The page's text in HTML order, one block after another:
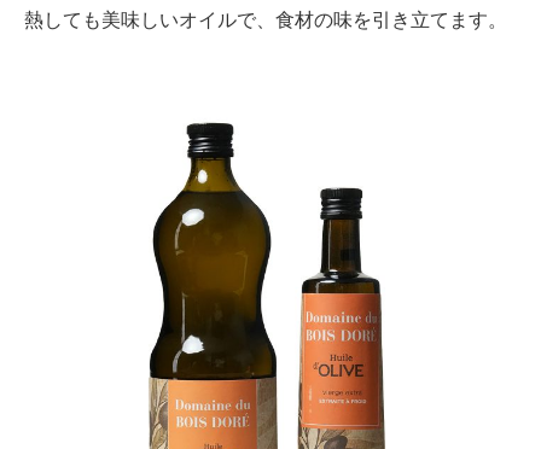
熱しても美味しいオイルで、食材の味を引き立てます。